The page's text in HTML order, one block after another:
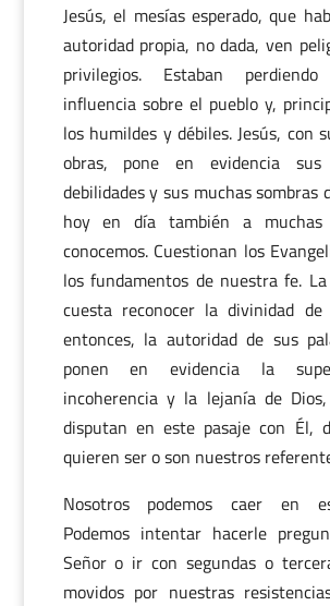
Jesús, el mesías esperado, que
autoridad propia, no dada, ven
privilegios. Estaban
influencia sobre el pueblo y,
los humildes y débiles. Jesús, con
obras, pone en evidencia sus
debilidades y sus muchas sombras
hoy en día también a muchas
conocemos. Cuestionan los
los fundamentos de nuestra fe.
cuesta reconocer la divinidad de
entonces, la autoridad de sus
ponen en evidencia la
incoherencia y la lejanía de
disputan en este pasaje con Él,
quieren ser o son nuestros
Nosotros podemos caer en
Podemos intentar hacerle
Señor o ir con segundas o
movidos por nuestras